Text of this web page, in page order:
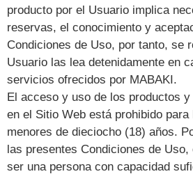
producto por el Usuario implica
reservas, el conocimiento y
Condiciones de Uso, por tanto, se
Usuario las lea detenidamente en
servicios ofrecidos por MABAKI.
El acceso y uso de los productos
en el Sitio Web está prohibido
menores de dieciocho (18) años.
las presentes Condiciones de
ser una persona con capacidad